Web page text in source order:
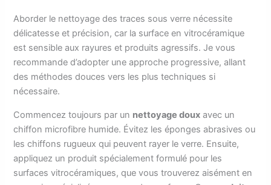
Aborder le nettoyage des traces sous verre nécessite
délicatesse et précision, car la surface en vitrocéramique
est sensible aux rayures et produits agressifs. Je vous
recommande d’adopter une approche progressive, allant
des méthodes douces vers les plus techniques si
nécessaire.
Commencez toujours par un nettoyage doux avec un
chiffon microfibre humide. Évitez les éponges abrasives ou
les chiffons rugueux qui peuvent rayer le verre. Ensuite,
appliquez un produit spécialement formulé pour les
surfaces vitrocéramiques, que vous trouverez aisément en